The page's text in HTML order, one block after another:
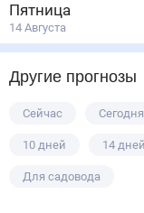
Пятница
14 Августа
Другие прогнозы
Сейчас Сегодня
10 дней 14 дней
Для садовода